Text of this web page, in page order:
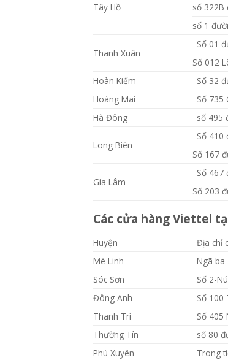
Tây Hồ
số 322B
số 1
Thanh Xuân
Số 01
Số 012
Hoàn Kiếm
Số 32
Hoàng Mai
Số 735
Hà Đông
số 495
Long Biên
Số 410
Số 167
Gia Lâm
Số 467
Số 203
Các cửa hàng Viettel
Huyện
Địa chỉ
Mê Linh
Ngã ba
Sóc Sơn
Số 2-
Đông Anh
Số 100
Thanh Trì
Số 405
Thường Tín
số 80
Phú Xuyên
Trong